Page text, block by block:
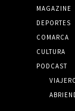
MAGAZINE
DEPORTES
COMARCA
CULTURA
PODCAST